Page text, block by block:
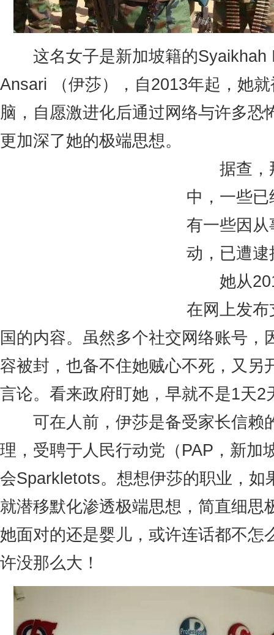
这名女子是新加坡籍的Syaikhah
Ansari （伊莎），自2013年起，她
脑，自愿激进化后通过网络与许多恐
更加深了她的极端思想。
据查，
中，一些
有一些因
动，已遭逮
她从
在网上发
国的内容。虽然多个社交网络账号，
容被封，也备不住她贼心不死，又另
言论。看来政府盯她，早就不是1天2
可在人前，伊莎是备受家长信赖
理，受聘于人民行动党（PAP，新加
会Sparkletots。想想伊莎的职业，如
就潜移默化渗透极端思想，简直细思
她面对的还是婴儿，或许连话都不怎
许没那么大！